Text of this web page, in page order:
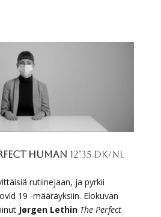
HUMAN 12’35 DK/NL
rutiinejaan, ja pyrkii
19 -määräyksiin. Elokuvan
Jørgen Lethin The Perfect